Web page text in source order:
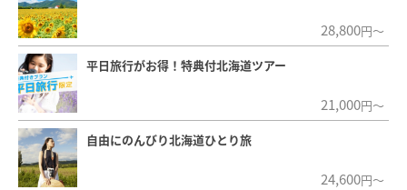
28,800円～
平日旅行がお得！特典付北海道ツアー
21,000円～
自由にのんびり北海道ひとり旅
24,600円～